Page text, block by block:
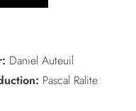
Daniel Auteuil
Pascal Ralite